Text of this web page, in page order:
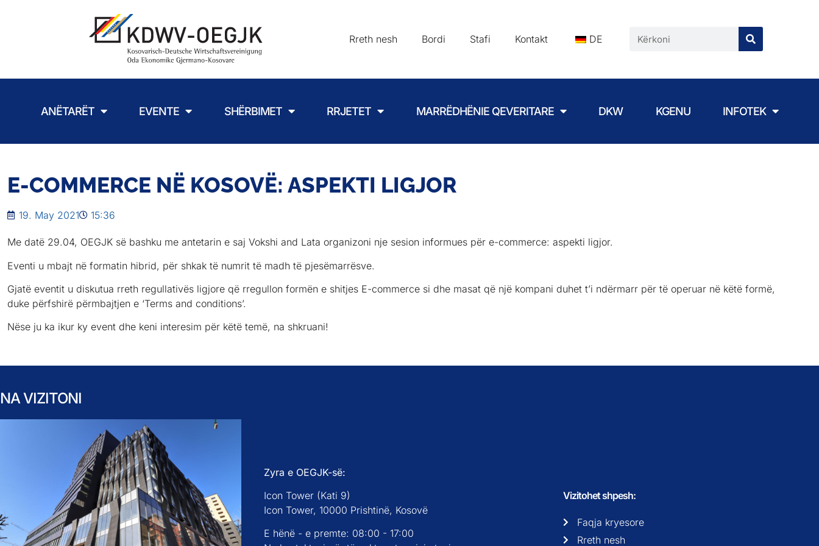
Rreth nesh Bordi Stafi Kontakt DE
ANËTARËT EVENTE SHËRBIMET RRJETET MARRËDHËNIE QEVERITARE DKW KGENU INFOTEK
E-COMMERCE NË KOSOVË: ASPEKTI LIGJOR
19. May 2021 15:36
Me datë 29.04, OEGJK së bashku me antetarin e saj Vokshi and Lata organizoni nje sesion informues për e-commerce: aspekti ligjor.
Eventi u mbajt në formatin hibrid, për shkak të numrit të madh të pjesëmarrësve.
Gjatë eventit u diskutua rreth regullativës ligjore që rregullon formën e shitjes E-commerce si dhe masat që një kompani duhet t’i ndërmarr për të operuar në këtë formë,
duke përfshirë përmbajtjen e ‘Terms and conditions’.
Nëse ju ka ikur ky event dhe keni interesim për këtë temë, na shkruani!
NA VIZITONI
Zyra e OEGJK-së:
Icon Tower (Kati 9)
Icon Tower, 10000 Prishtinë, Kosovë
E hënë - e premte: 08:00 - 17:00
Vizitohet shpesh:
Faqja kryesore
Rreth nesh